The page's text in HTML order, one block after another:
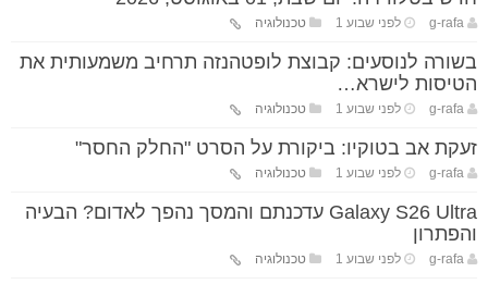
g-rafa לפני שבוע 1 טכנולוגיה
בשורה לנוסעים: קבוצת לופטהנזה תרחיב משמעותית את
הטיסות לישרא…
g-rafa לפני שבוע 1 טכנולוגיה
זעקת אב בטוקיו: ביקורת על הסרט "החלק החסר"
g-rafa לפני שבוע 1 טכנולוגיה
Galaxy S26 Ultra עדכנתם והמסך נהפך לאדום? הבעיה
והפתרון
g-rafa לפני שבוע 1 טכנולוגיה